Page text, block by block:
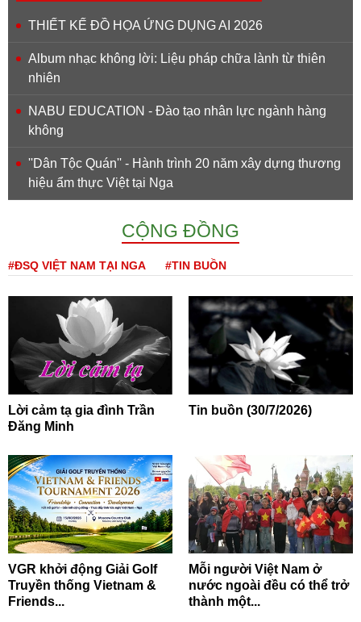
THIẾT KẾ ĐỒ HỌA ỨNG DỤNG AI 2026
Album nhạc không lời: Liệu pháp chữa lành từ thiên
nhiên
NABU EDUCATION - Đào tạo nhân lực ngành hàng
không
''Dân Tộc Quán'' - Hành trình 20 năm xây dựng thương
hiệu ẩm thực Việt tại Nga
CỘNG ĐỒNG
#ĐSQ VIỆT NAM TẠI NGA #TIN BUỒN
Lời cảm tạ gia đình Trần
Đăng Minh
Tin buồn (30/7/2026)
VGR khởi động Giải Golf
Truyền thống Vietnam &
Friends...
Mỗi người Việt Nam ở
nước ngoài đều có thể trở
thành một...